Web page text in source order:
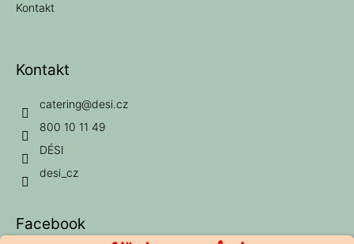
Kontakt
Kontakt
catering@desi.cz
800 10 11 49
DÉSI
desi_cz
Facebook